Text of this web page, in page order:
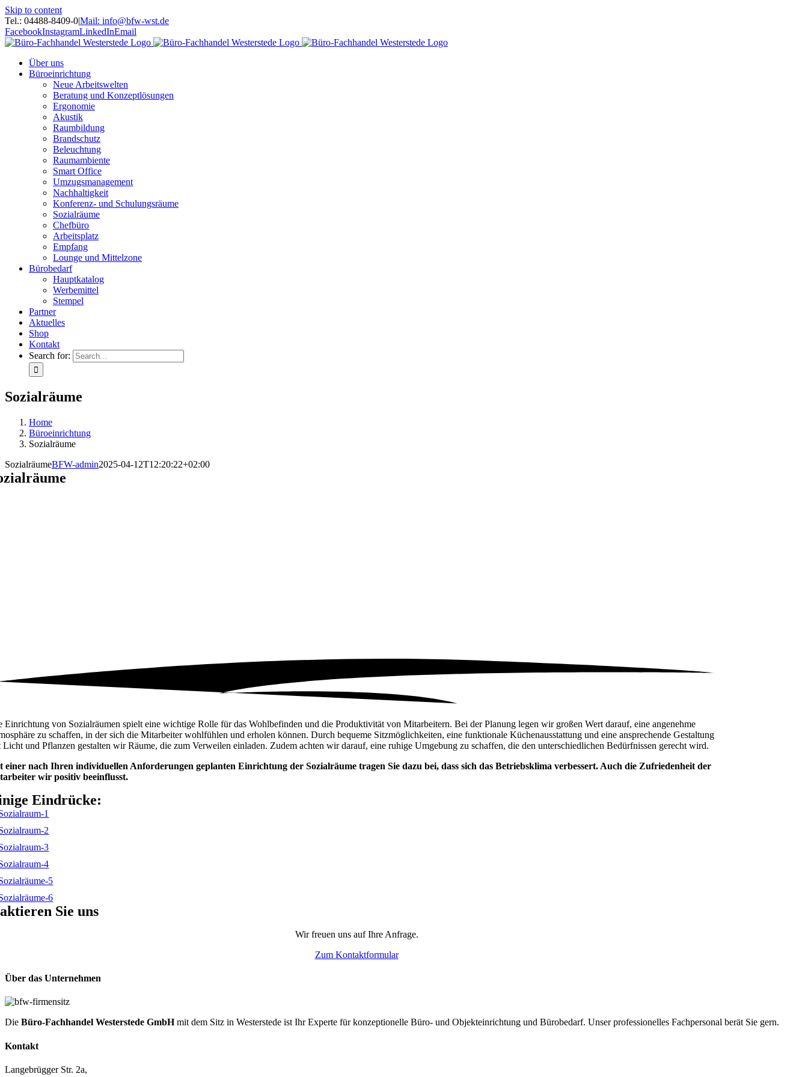
Skip to content
Tel.: 04488-8409-0|Mail: info@bfw-wst.de
FacebookInstagramLinkedInEmail
Über uns
Büroeinrichtung
Neue Arbeitswelten
Beratung und Konzeptlösungen
Ergonomie
Akustik
Raumbildung
Brandschutz
Beleuchtung
Raumambiente
Smart Office
Umzugsmanagement
Nachhaltigkeit
Konferenz- und Schulungsräume
Sozialräume
Chefbüro
Arbeitsplatz
Empfang
Lounge und Mittelzone
Bürobedarf
Hauptkatalog
Werbemittel
Stempel
Partner
Aktuelles
Shop
Kontakt
Search for:
Sozialräume
Home
Büroeinrichtung
Sozialräume
SozialräumeBFW-admin2025-04-12T12:20:22+02:00
Einrichtung von Sozialräumen spielt eine wichtige Rolle für das Wohlbefinden und die Produktivität von Mitarbeitern. Bei der Planung legen wir großen Wert darauf, eine angenehme
zu schaffen, in der sich die Mitarbeiter wohlfühlen und erholen können. Durch bequeme Sitzmöglichkeiten, eine funktionale Küchenausstattung und eine ansprechende Gestaltung
Licht und Pflanzen gestalten wir Räume, die zum Verweilen einladen. Zudem achten wir darauf, eine ruhige Umgebung zu schaffen, die den unterschiedlichen Bedürfnissen gerecht wird.
einer nach Ihren individuellen Anforderungen geplanten Einrichtung der Sozialräume tragen Sie dazu bei, dass sich das Betriebsklima verbessert. Auch die Zufriedenheit der
wir positiv beeinflusst.
Eindrücke:
Sie uns
Wir freuen uns auf Ihre Anfrage.
Zum Kontaktformular
Über das Unternehmen
Die Büro-Fachhandel Westerstede GmbHmit dem Sitz in Westerstede ist IhrExperte für konzeptionelle Büro- und Objekteinrichtung und Bürobedarf. Unser professionelles Fachpersonal berät Sie gern.
Kontakt
Langebrügger Str. 2a,